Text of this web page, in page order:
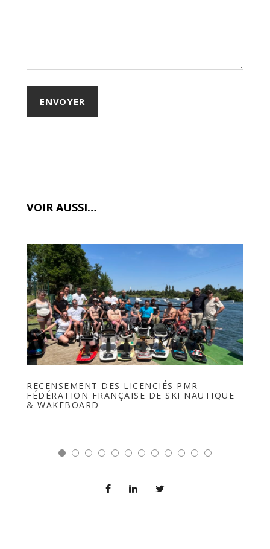
VOIR AUSSI…
RECENSEMENT DES LICENCIÉS PMR –
FÉDÉRATION FRANÇAISE DE SKI NAUTIQUE
& WAKEBOARD